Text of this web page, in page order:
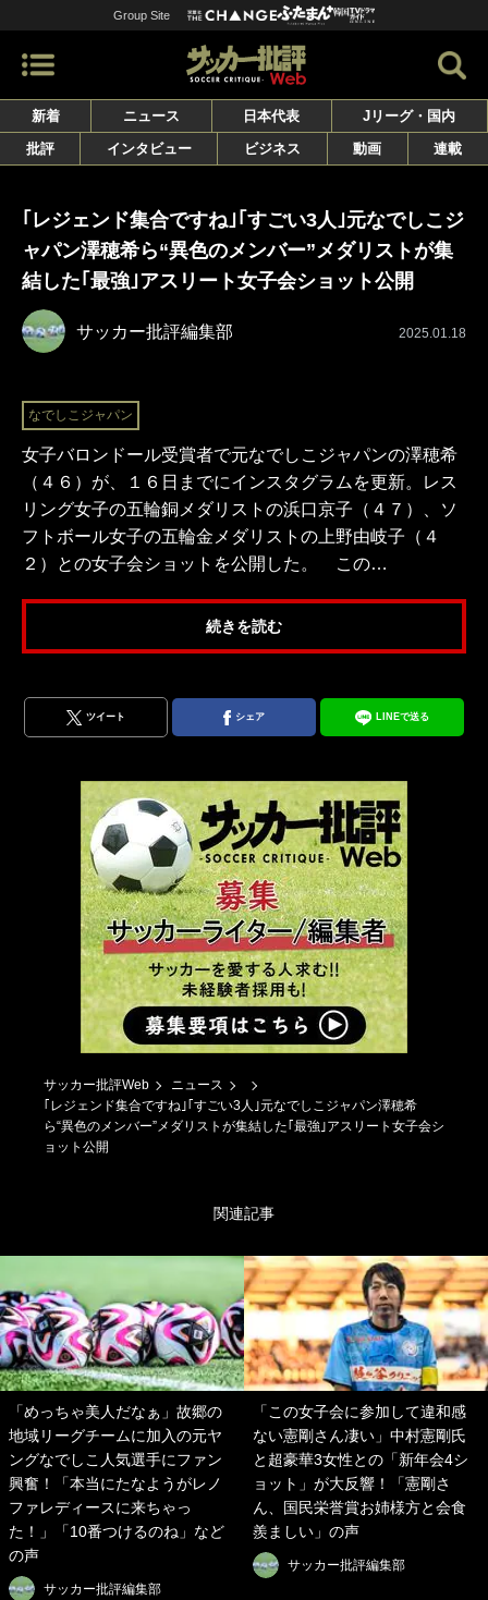
Group Site
新着 ニュース 日本代表
Jリーグ・国内
批評
インタビュー ビジネス 動画 連載
｢レジェンド集合ですね｣｢すごい3人｣元なでしこジ
ャパン澤穂希ら“異色のメンバー”メダリストが集
結した｢最強｣アスリート女子会ショット公開
サッカー批評編集部 2025.01.18
なでしこジャパン
女子バロンドール受賞者で元なでしこジャパンの澤穂希
（４６）が、１６日までにインスタグラムを更新。レス
リング女子の五輪銅メダリストの浜口京子（４７）、ソ
フトボール女子の五輪金メダリストの上野由岐子（４
２）との女子会ショットを公開した。 この…
続きを読む
ツイート シェア LINEで送る
サッカー批評Web
ニュース
｢レジェンド集合ですね｣｢すごい3人｣元なでしこジャパン澤穂希
ら“異色のメンバー”メダリストが集結した｢最強｣アスリート女子会シ
ョット公開
関連記事
「めっちゃ美人だなぁ」故郷の
地域リーグチームに加入の元ヤ
ングなでしこ人気選手にファン
興奮！「本当にたなようがレノ
ファレディースに来ちゃっ
た！」「10番つけるのね」など
の声
サッカー批評編集部
「この女子会に参加して違和感
ない憲剛さん凄い」中村憲剛氏
と超豪華3女性との「新年会4シ
ョット」が大反響！「憲剛さ
ん、国民栄誉賞お姉様方と会食
羨ましい」の声
サッカー批評編集部